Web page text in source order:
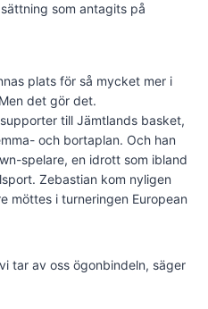
som antagits på
plats för så mycket mer i
det gör det.
till Jämtlands basket,
och bortaplan. Och han
spelare, en idrott som ibland
Zebastian kom nyligen
möttes i turneringen European
tar av oss ögonbindeln, säger